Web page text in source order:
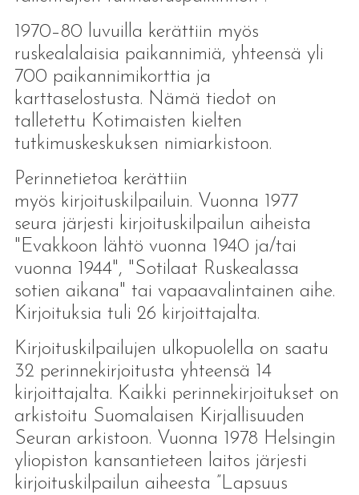
1970–80 luvuilla kerättiin myös
ruskealalaisia paikannimiä, yhteensä yli
700 paikannimikorttia ja
karttaselostusta. Nämä tiedot on
talletettu Kotimaisten kielten
tutkimuskeskuksen nimiarkistoon.
Perinnetietoa kerättiin
myös kirjoituskilpailuin. Vuonna 1977
seura järjesti kirjoituskilpailun aiheista
"Evakkoon lähtö vuonna 1940 ja/tai
vuonna 1944", "Sotilaat Ruskealassa
sotien aikana" tai vapaavalintainen aihe.
Kirjoituksia tuli 26 kirjoittajalta.
Kirjoituskilpailujen ulkopuolella on saatu
32 perinnekirjoitusta yhteensä 14
kirjoittajalta. Kaikki perinnekirjoitukset on
arkistoitu Suomalaisen Kirjallisuuden
Seuran arkistoon. Vuonna 1978 Helsingin
yliopiston kansantieteen laitos järjesti
kirjoituskilpailun aiheesta ”Lapsuus